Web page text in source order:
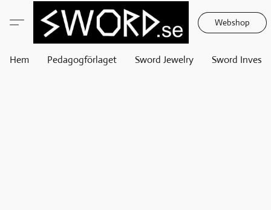
Webshop
Hem Pedagogförlaget Sword Jewelry Sword Invest